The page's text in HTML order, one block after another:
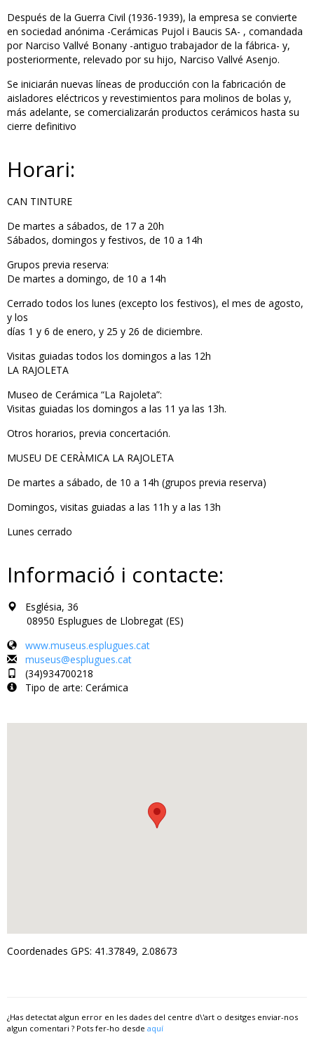
Después de la Guerra Civil (1936-1939), la empresa se convierte
en sociedad anónima -Cerámicas Pujol i Baucis SA- , comandada
por Narciso Vallvé Bonany -antiguo trabajador de la fábrica- y,
posteriormente, relevado por su hijo, Narciso Vallvé Asenjo.
Se iniciarán nuevas líneas de producción con la fabricación de
aisladores eléctricos y revestimientos para molinos de bolas y,
más adelante, se comercializarán productos cerámicos hasta su
cierre definitivo
Horari:
CAN TINTURE
De martes a sábados, de 17 a 20h
Sábados, domingos y festivos, de 10 a 14h
Grupos previa reserva:
De martes a domingo, de 10 a 14h
Cerrado todos los lunes (excepto los festivos), el mes de agosto,
y los
días 1 y 6 de enero, y 25 y 26 de diciembre.
Visitas guiadas todos los domingos a las 12h
LA RAJOLETA
Museo de Cerámica “La Rajoleta”:
Visitas guiadas los domingos a las 11 ya las 13h.
Otros horarios, previa concertación.
MUSEU DE CERÀMICA LA RAJOLETA
De martes a sábado, de 10 a 14h (grupos previa reserva)
Domingos, visitas guiadas a las 11h y a las 13h
Lunes cerrado
Informació i contacte:
Església, 36
08950 Esplugues de Llobregat (ES)
www.museus.esplugues.cat
museus@esplugues.cat
(34)934700218
Tipo de arte: Cerámica
Coordenades GPS: 41.37849, 2.08673
¿Has detectat algun error en les dades del centre d\'art o desitges enviar-nos
algun comentari ? Pots fer-ho desde aquí